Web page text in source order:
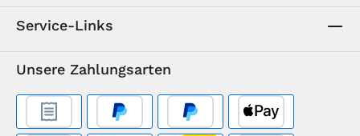
Service-Links
Unsere Zahlungsarten